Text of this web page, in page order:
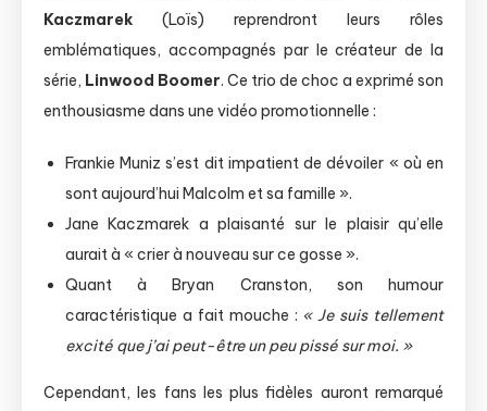
Kaczmarek (Loïs) reprendront leurs rôles
emblématiques, accompagnés par le créateur de la
série, Linwood Boomer. Ce trio de choc a exprimé son
enthousiasme dans une vidéo promotionnelle :
Frankie Muniz s’est dit impatient de dévoiler « où en
sont aujourd’hui Malcolm et sa famille ».
Jane Kaczmarek a plaisanté sur le plaisir qu’elle
aurait à « crier à nouveau sur ce gosse ».
Quant à Bryan Cranston, son humour
caractéristique a fait mouche : « Je suis tellement
excité que j’ai peut-être un peu pissé sur moi. »
Cependant, les fans les plus fidèles auront remarqué